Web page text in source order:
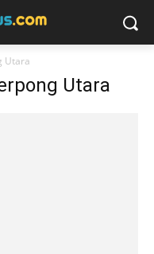
Utara
Utara